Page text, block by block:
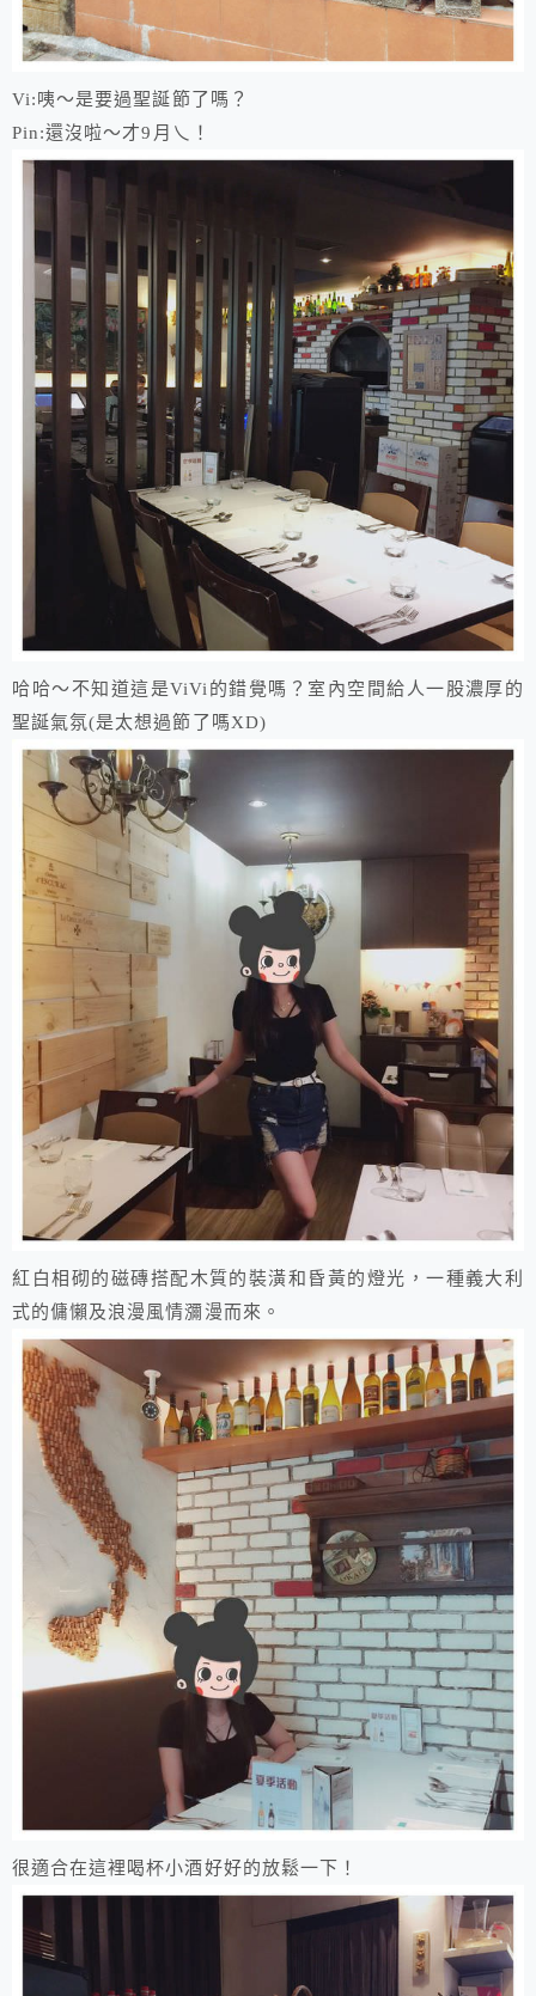
Vi:咦～是要過聖誕節了嗎？
Pin:還沒啦～才9月乀！
​哈哈～不知道這是ViVi的錯覺嗎？室內空間給人一股濃厚的
聖誕氣氛(是太想過節了嗎XD)
​紅白相砌的磁磚搭配木質的裝潢和昏黃的燈光，一種義大利
式的傭懶及浪漫風情瀰漫而來。
​很適合在這裡喝杯小酒好好的放鬆一下！